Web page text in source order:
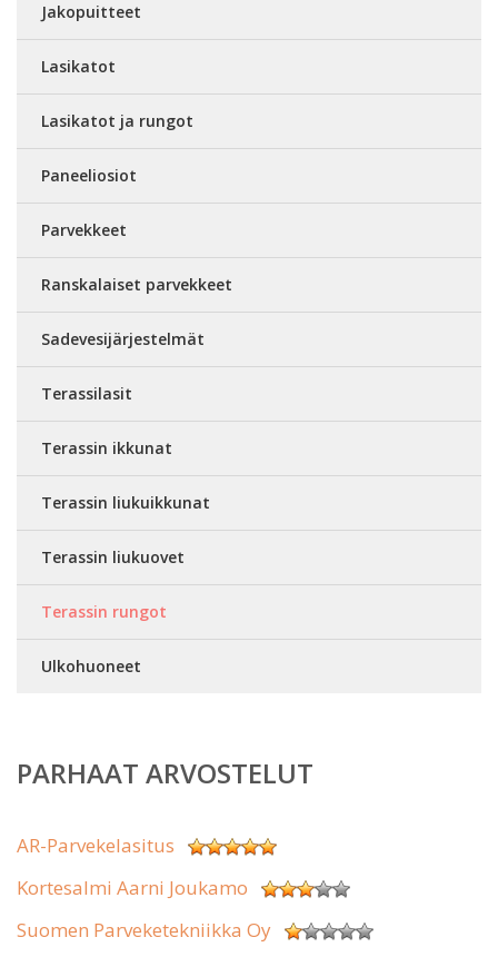
Jakopuitteet
Lasikatot
Lasikatot ja rungot
Paneeliosiot
Parvekkeet
Ranskalaiset parvekkeet
Sadevesijärjestelmät
Terassilasit
Terassin ikkunat
Terassin liukuikkunat
Terassin liukuovet
Terassin rungot
Ulkohuoneet
PARHAAT ARVOSTELUT
AR-Parvekelasitus
Kortesalmi Aarni Joukamo
Suomen Parveketekniikka Oy